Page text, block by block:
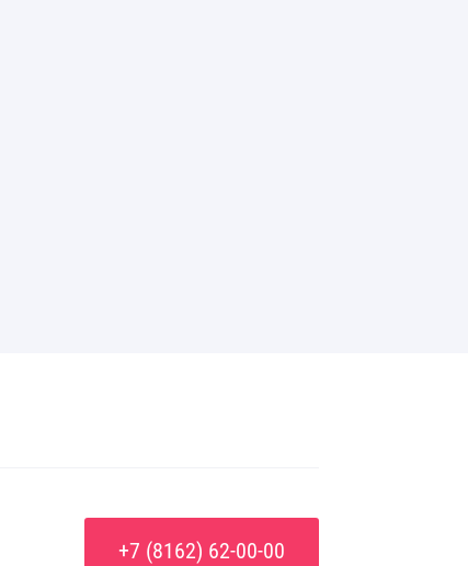
+7 (8162) 62-00-00